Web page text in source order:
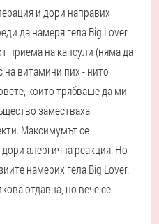
и дори направих
да намеря гела Big Lover
приема на капсули (няма да
на витамини пих - нито
които трябваше да ми
заместваха
Максимумът се
алергична реакция. Но
намерих гела Big Lover.
отдавна, но вече се